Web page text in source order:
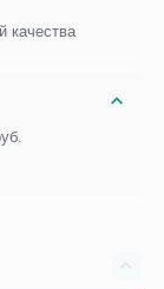
качества